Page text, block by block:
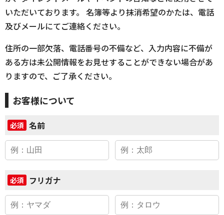
いただいております。 名簿等より抹消希望のかたは、電話
及びメールにてご連絡ください。
住所の一部欠落、電話番号の不備など、入力内容に不備が
ある方は未公開情報をお見せすることができない場合があ
りますので、ご了承ください。
お客様について
必須 名前
必須 フリガナ